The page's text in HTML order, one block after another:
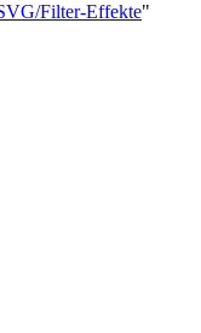
Filter-Effekte"